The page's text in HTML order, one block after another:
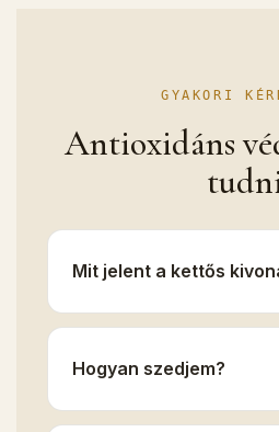
GYAKORI
Antioxidáns
Mit jelent a kettős
Hogyan szedjem?